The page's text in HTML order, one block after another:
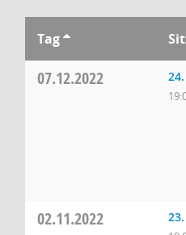
Tag
07.12.2022
02.11.2022